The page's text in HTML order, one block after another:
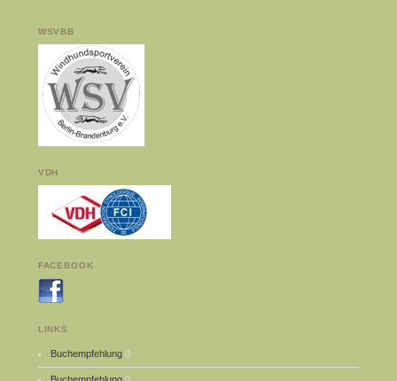
WSVBB
VDH
FACEBOOK
LINKS
Buchempfehlung 0